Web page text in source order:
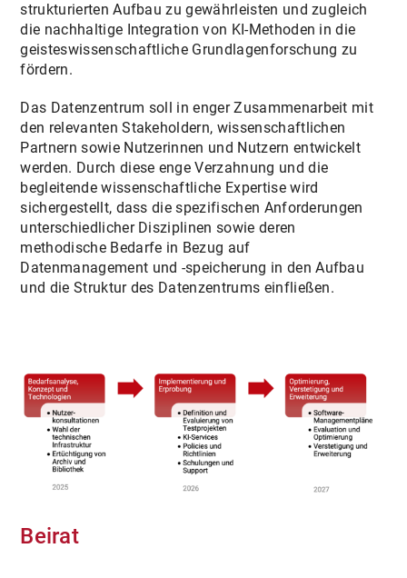
strukturierten Aufbau zu gewährleisten und zugleich
die nachhaltige Integration von KI-Methoden in die
geisteswissenschaftliche Grundlagenforschung zu
fördern.
Das Datenzentrum soll in enger Zusammenarbeit mit
den relevanten Stakeholdern, wissenschaftlichen
Partnern sowie Nutzerinnen und Nutzern entwickelt
werden. Durch diese enge Verzahnung und die
begleitende wissenschaftliche Expertise wird
sichergestellt, dass die spezifischen Anforderungen
unterschiedlicher Disziplinen sowie deren
methodische Bedarfe in Bezug auf
Datenmanagement und -speicherung in den Aufbau
und die Struktur des Datenzentrums einfließen.
Beirat